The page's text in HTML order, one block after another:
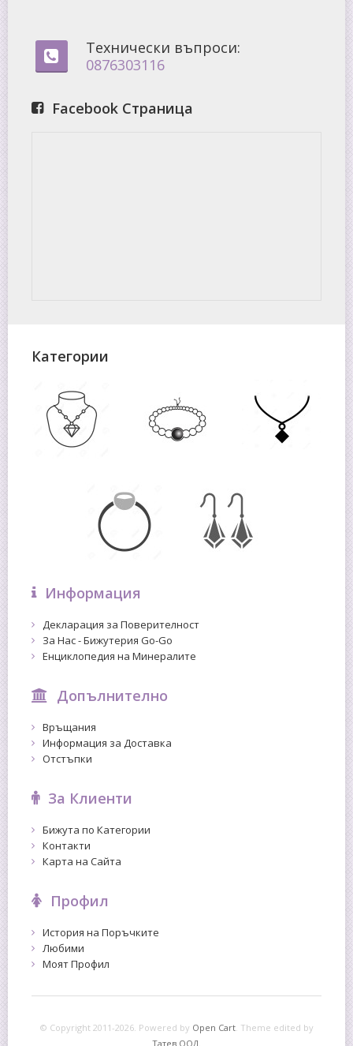
Технически въпроси:
0876303116
Facebook Страница
Категории
Информация
Декларация за Поверителност
За Нас - Бижутерия Go-Go
Енциклопедия на Минералите
Допълнително
Връщания
Информация за Доставка
Отстъпки
За Клиенти
Бижута по Категории
Контакти
Карта на Сайта
Профил
История на Поръчките
Любими
Моят Профил
© Copyright 2011-2026. Powered by Open Cart. Theme edited by
Татев ООД.